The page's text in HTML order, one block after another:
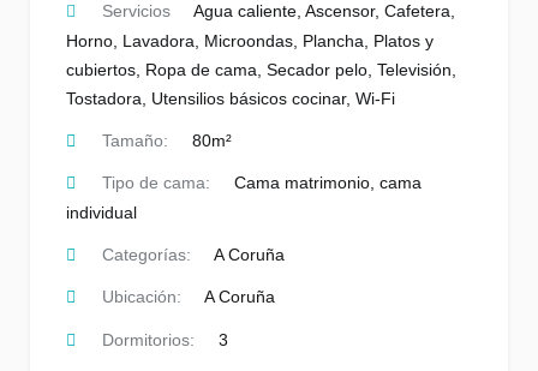
Servicios Agua caliente Ascensor, Cafetera
Horno Lavadora Microondas Plancha
Platos y
cubiertos Ropa de cama Secador pelo Televisión
Tostadora
Utensilios básicos cocinar, Wi-Fi
Tamaño: 80m²
Tipo de cama:
Cama matrimonio, cama
individual
Categorías: A Coruña
Ubicación: A Coruña
Dormitorios: 3